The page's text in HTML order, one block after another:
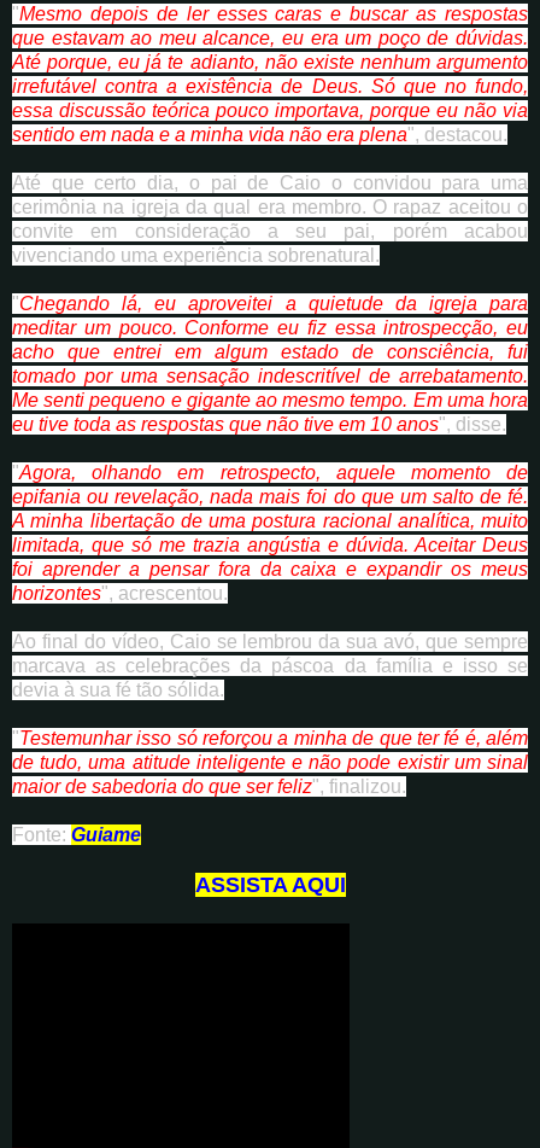
"Mesmo depois de ler esses caras e buscar as respostas
que estavam ao meu alcance, eu era um poço de dúvidas.
Até porque, eu já te adianto, não existe nenhum argumento
irrefutável contra a existência de Deus. Só que no fundo,
essa discussão teórica pouco importava, porque eu não via
sentido em nada e a minha vida não era plena", destacou.
Até que certo dia, o pai de Caio o convidou para uma
cerimônia na igreja da qual era membro. O rapaz aceitou o
convite em consideração a seu pai, porém acabou
vivenciando uma experiência sobrenatural.
"Chegando lá, eu aproveitei a quietude da igreja para
meditar um pouco. Conforme eu fiz essa introspecção, eu
acho que entrei em algum estado de consciência, fui
tomado por uma sensação indescritível de arrebatamento.
Me senti pequeno e gigante ao mesmo tempo. Em uma hora
eu tive toda as respostas que não tive em 10 anos", disse.
"Agora, olhando em retrospecto, aquele momento de
epifania ou revelação, nada mais foi do que um salto de fé.
A minha libertação de uma postura racional analítica, muito
limitada, que só me trazia angústia e dúvida. Aceitar Deus
foi aprender a pensar fora da caixa e expandir os meus
horizontes", acrescentou.
Ao final do vídeo, Caio se lembrou da sua avó, que sempre
marcava as celebrações da páscoa da família e isso se
devia à sua fé tão sólida.
"Testemunhar isso só reforçou a minha de que ter fé é, além
de tudo, uma atitude inteligente e não pode existir um sinal
maior de sabedoria do que ser feliz", finalizou.
Fonte: Guiame
ASSISTA AQUI